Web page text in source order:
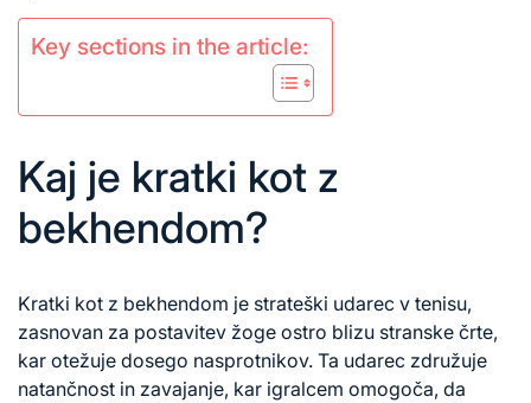
Key sections in the article:
Kaj je kratki kot z
bekhendom?
Kratki kot z bekhendom je strateški udarec v tenisu,
zasnovan za postavitev žoge ostro blizu stranske črte,
kar otežuje dosego nasprotnikov. Ta udarec združuje
natančnost in zavajanje, kar igralcem omogoča, da